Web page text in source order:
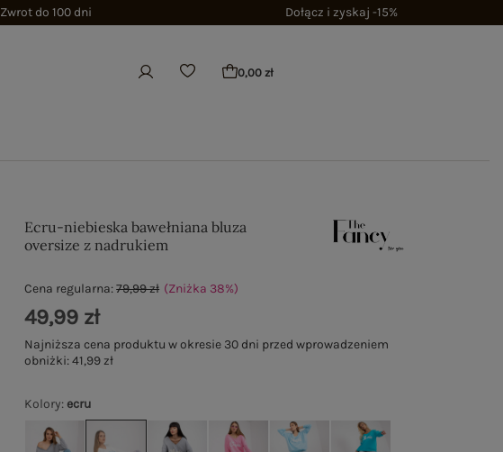
Zwrot do 100 dni Dołącz i zyskaj -15%
0,00 zł
Ecru-niebieska bawełniana bluza
oversize z nadrukiem
Kolory: ecru
Cena regularna:79,99 zł (Zniżka 38%)
49,99 zł
Najniższa cena produktu w okresie 30 dni przed wprowadzeniem
obniżki:41,99 zł